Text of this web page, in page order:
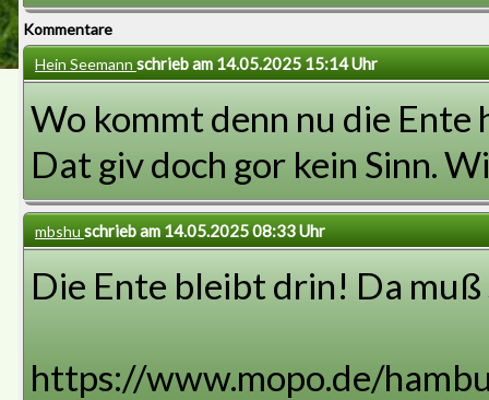
Kommentare
Hein Seemann schrieb am 14.05.2025 15:14 Uhr
Wo kommt denn nu die Ente
Dat giv doch gor kein Sinn.
mbshu schrieb am 14.05.2025 08:33 Uhr
Die Ente bleibt drin! Da
https://www.mopo.de/